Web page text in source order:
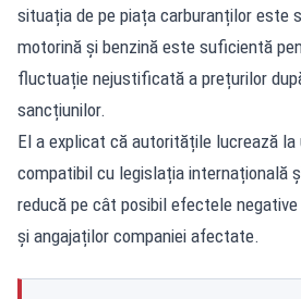
situația de pe piața carburanților este
motorină și benzină este suficientă
fluctuație nejustificată a prețurilor
sancțiunilor.
El a explicat că autoritățile lucrează
compatibil cu legislația internațională
reducă pe cât posibil efectele
și angajaților companiei afectate.